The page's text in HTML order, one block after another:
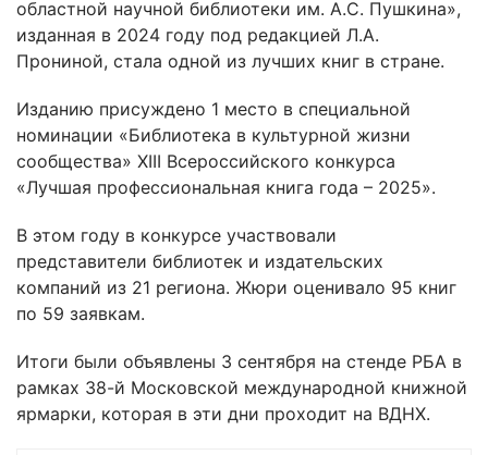
областной научной библиотеки им. А.С. Пушкина»,
изданная в 2024 году под редакцией Л.А.
Прониной, стала одной из лучших книг в стране.
Изданию присуждено 1 место в специальной
номинации «Библиотека в культурной жизни
сообщества» XIII Всероссийского конкурса
«Лучшая профессиональная книга года – 2025».
В этом году в конкурсе участвовали
представители библиотек и издательских
компаний из 21 региона. Жюри оценивало 95 книг
по 59 заявкам.
Итоги были объявлены 3 сентября на стенде РБА в
рамках 38-й Московской международной книжной
ярмарки, которая в эти дни проходит на ВДНХ.